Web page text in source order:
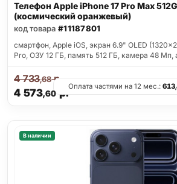
Телефон Apple iPhone 17 Pro Max
(космический оранжевый)
код товара #11187801
смартфон, Apple iOS, экран 6.9" OLED
Pro, ОЗУ 12 ГБ, память 512 ГБ, камера 48
4 573,60 р.
4 733,68р.
Оплата частями на 12 мес.:613
В наличии